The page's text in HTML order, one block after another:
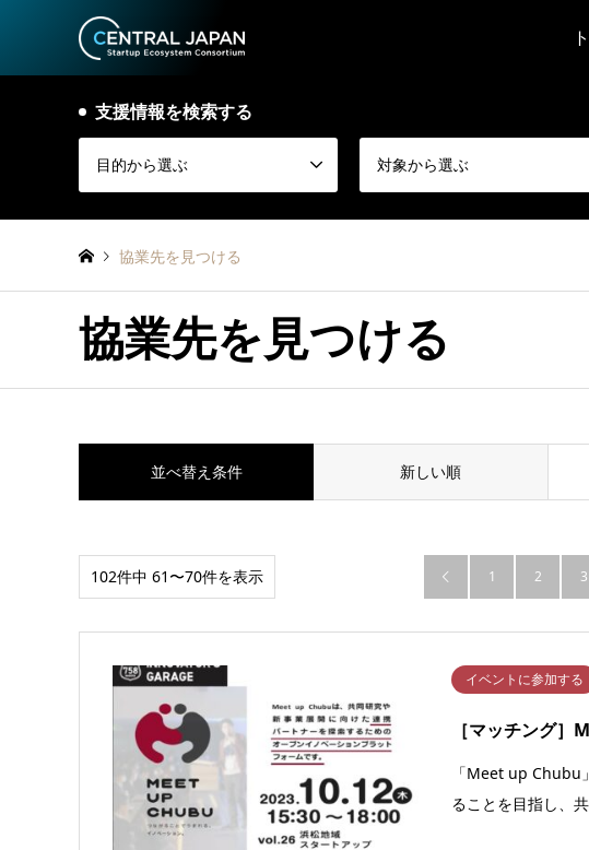
支援情報を検索する
目的から選ぶ 対象から選ぶ
協業先を見つける
協業先を見つける
並べ替え条件 新しい順
102件中 61〜70件を表示  1 2 3
イベントに参加する
［マッチング
「Meet up Chubu
ることを目指し、